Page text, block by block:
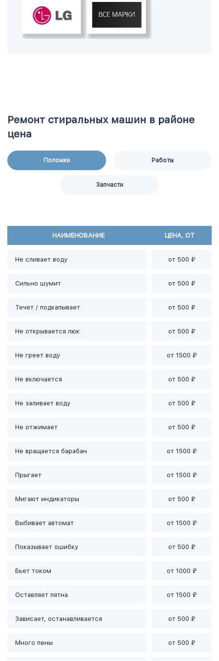
Ремонт стиральных машин в районе
цена
Поломки Работы
Запчасти
НАИМЕНОВАНИЕ ЦЕНА, ОТ
Не сливает воду от 500 ₽
Сильно шумит от 500 ₽
Течет / подкапывает от 500 ₽
Не открывается люк от 500 ₽
Не греет воду от 1500 ₽
Не включается от 500 ₽
Не заливает воду от 500 ₽
Не отжимает от 500 ₽
Не вращается барабан от 1500 ₽
Прыгает от 1500 ₽
Мигают индикаторы от 500 ₽
Выбивает автомат от 1500 ₽
Показывает ошибку от 500 ₽
Бьет током от 1000 ₽
Оставляет пятна от 1500 ₽
Зависает, останавливается от 500 ₽
Много пены от 500 ₽